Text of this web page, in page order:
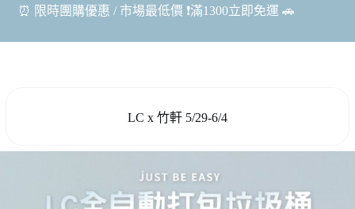
⏰ 限時團購優惠 / 市場最低價 ❗️滿1300立即免運 🚗
LC x 竹軒 5/29-6/4